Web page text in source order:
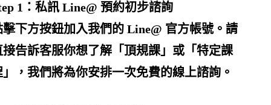
1：私訊 Line@ 預約初步諮詢
擊下方按鈕加入我們的 Line@ 官方帳號。請
接告訴客服你想了解「頂規課」或「特定課
」，我們將為你安排一次免費的線上諮詢 。